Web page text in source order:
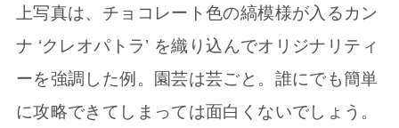
上写真は、チョコレート色の縞模様が入るカン
ナ ‘クレオパトラ’ を織り込んでオリジナリティ
ーを強調した例。園芸は芸ごと。誰にでも簡単
に攻略できてしまっては面白くないでしょう。